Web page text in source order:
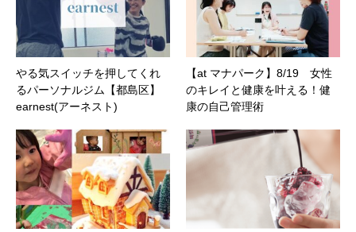
やる気スイッチを押してくれ
るパーソナルジム【都島区】
earnest(アーネスト)
【at マナパーク】8/19 女性
のキレイと健康を叶える！健
康の自己管理術